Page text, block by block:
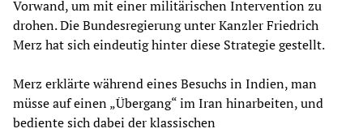
Vorwand, um mit einer militärischen Intervention zu
drohen. Die Bundesregierung unter Kanzler Friedrich
Merz hat sich eindeutig hinter diese Strategie gestellt.
Merz erklärte während eines Besuchs in Indien, man
müsse auf einen „Übergang“ im Iran hinarbeiten, und
bediente sich dabei der klassischen